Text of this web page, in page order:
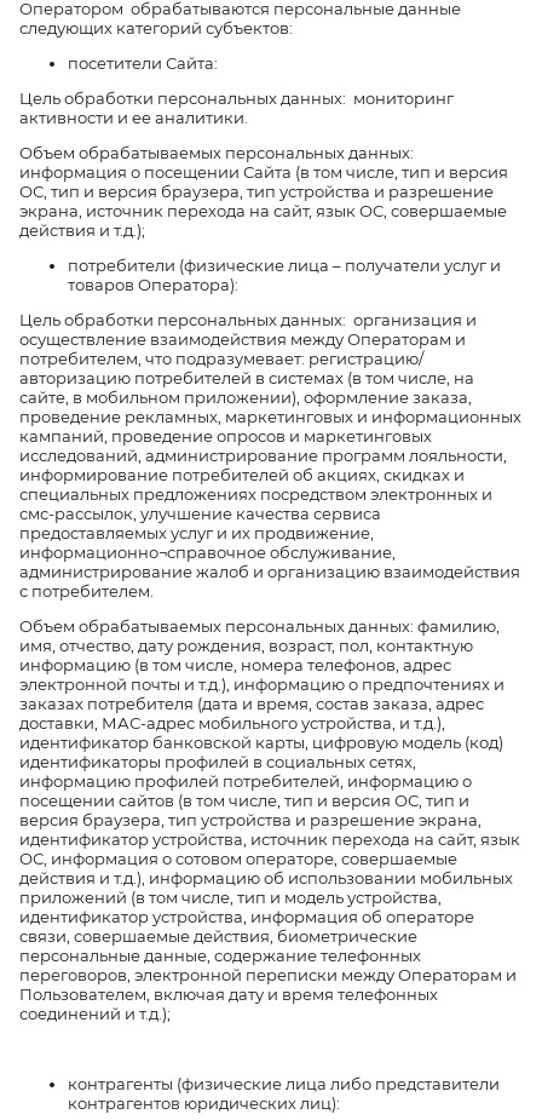
Оператором обрабатываются персональные данные
следующих категорий субъектов:
посетители Сайта:
Цель обработки персональных данных: мониторинг
активности и ее аналитики.
Объем обрабатываемых персональных данных:
информация о посещении Сайта (в том числе, тип и версия
ОС, тип и версия браузера, тип устройства и разрешение
экрана, источник перехода на сайт, язык ОС, совершаемые
действия и т.д.);
потребители (физические лица – получатели услуг и
товаров Оператора):
Цель обработки персональных данных: организация и
осуществление взаимодействия между Операторам и
потребителем, что подразумевает: регистрацию/
авторизацию потребителей в системах (в том числе, на
сайте, в мобильном приложении), оформление заказа,
проведение рекламных, маркетинговых и информационных
кампаний, проведение опросов и маркетинговых
исследований, администрирование программ лояльности,
информирование потребителей об акциях, скидках и
специальных предложениях посредством электронных и
смс-рассылок, улучшение качества сервиса
предоставляемых услуг и их продвижение,
информационно¬справочное обслуживание,
администрирование жалоб и организацию взаимодействия
с потребителем.
Объем обрабатываемых персональных данных: фамилию,
имя, отчество, дату рождения, возраст, пол, контактную
информацию (в том числе, номера телефонов, адрес
электронной почты и т.д.), информацию о предпочтениях и
заказах потребителя (дата и время, состав заказа, адрес
доставки, МАС-адрес мобильного устройства, и т.д.),
идентификатор банковской карты, цифровую модель (код)
идентификаторы профилей в социальных сетях,
информацию профилей потребителей, информацию о
посещении сайтов (в том числе, тип и версия ОС, тип и
версия браузера, тип устройства и разрешение экрана,
идентификатор устройства, источник перехода на сайт, язык
ОС, информация о сотовом операторе, совершаемые
действия и т.д.), информацию об использовании мобильных
приложений (в том числе, тип и модель устройства,
идентификатор устройства, информация об операторе
связи, совершаемые действия, биометрические
персональные данные, содержание телефонных
переговоров, электронной переписки между Операторам и
Пользователем, включая дату и время телефонных
соединений и т.д.);
контрагенты (физические лица либо представители
контрагентов юридических лиц):